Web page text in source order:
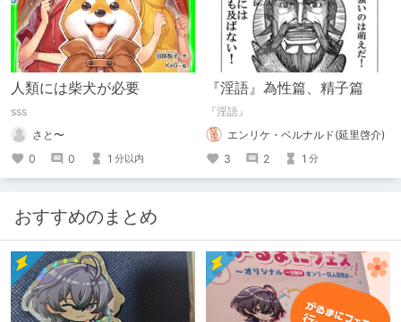
人類には柴犬が必要
sss
さと〜
0
0 1 分以内
『淫語』為性篇、精子篇
『淫語』
エンリケ・ベルナルド(延里啓介)
3
2 1 分
おすすめのまとめ